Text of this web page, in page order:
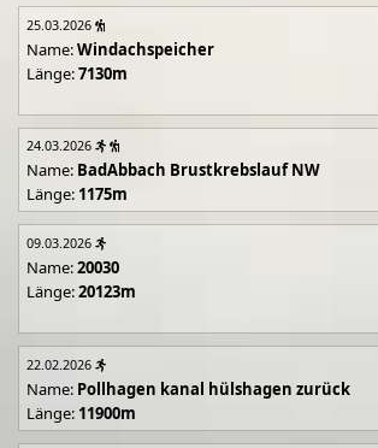
25.03.2026
Name:Windachspeicher
Länge:7130m
24.03.2026
Name: BadAbbach Brustkrebslauf NW
Länge: 1175m
09.03.2026
Name:20030
Länge:20123m
22.02.2026
Name: Pollhagen kanal hülshagen zurück
Länge: 11900m